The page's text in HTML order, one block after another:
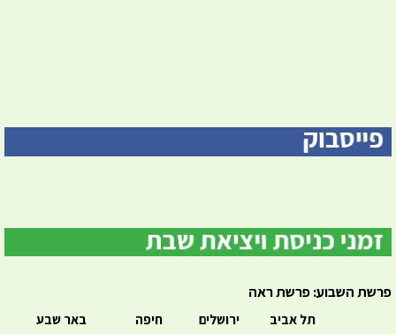
פרשת השבוע: פרשת ראה
תל אביב
ירושלים
חיפה
באר שבע